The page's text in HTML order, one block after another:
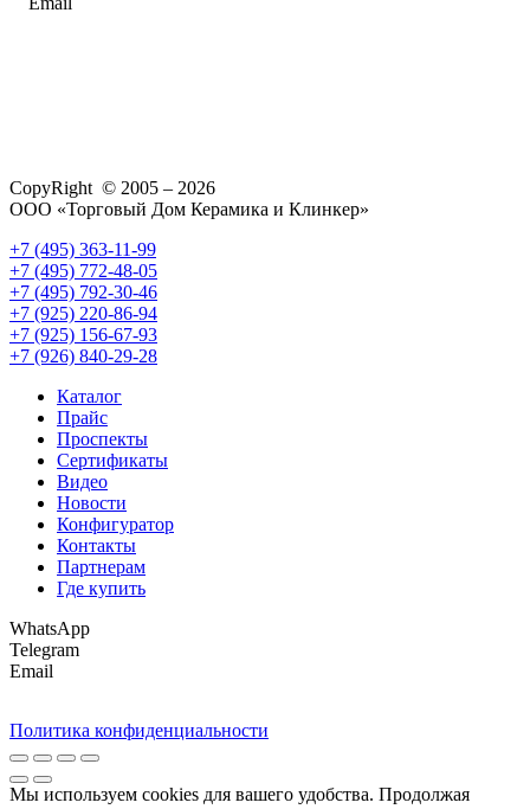
CopyRight © 2005 – 2026
ООО «Торговый Дом Керамика и Клинкер»
+7 (495) 363-11-99
+7 (495) 772-48-05
+7 (495) 792-30-46
+7 (925) 220-86-94
+7 (925) 156-67-93
+7 (926) 840-29-28
Каталог
Прайс
Проспекты
Сертификаты
Видео
Новости
Конфигуратор
Контакты
Партнерам
Где купить
WhatsApp
Telegram
Email
Политика конфиденциальности
Мы используем cookies для вашего удобства. Продолжая